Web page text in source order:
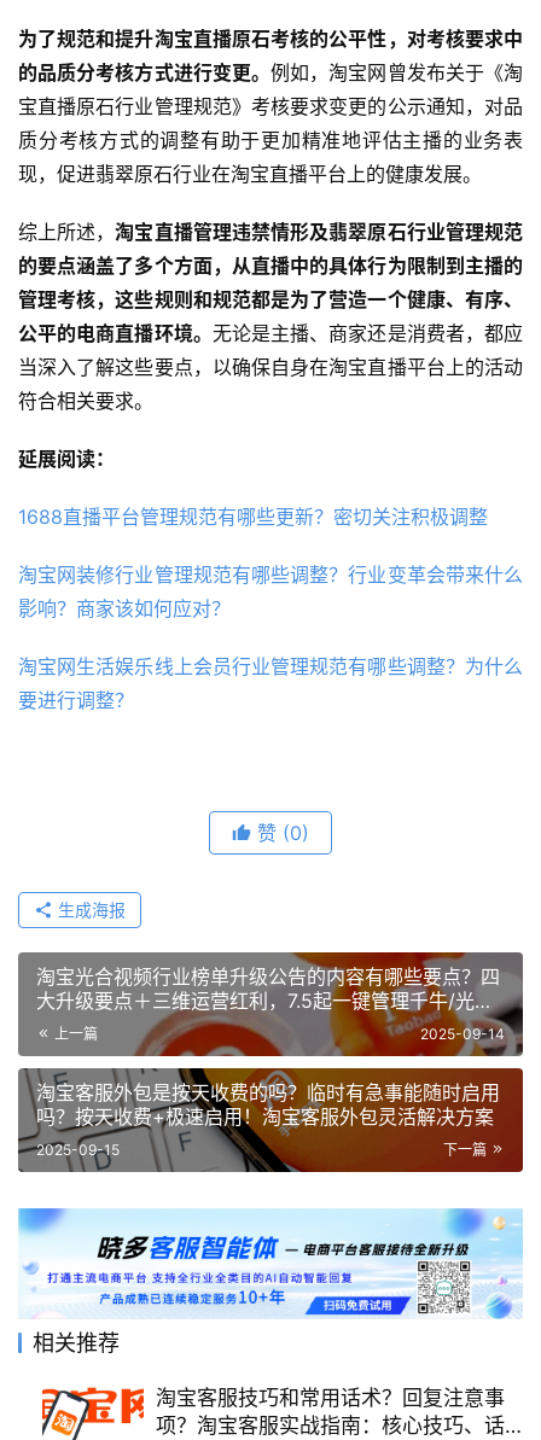
为了规范和提升淘宝直播原石考核的公平性，对考核要求中
的品质分考核方式进行变更。例如，淘宝网曾发布关于《淘
宝直播原石行业管理规范》考核要求变更的公示通知，对品
质分考核方式的调整有助于更加精准地评估主播的业务表
现，促进翡翠原石行业在淘宝直播平台上的健康发展。
综上所述，淘宝直播管理违禁情形及翡翠原石行业管理规范
的要点涵盖了多个方面，从直播中的具体行为限制到主播的
管理考核，这些规则和规范都是为了营造一个健康、有序、
公平的电商直播环境。 无论是主播、商家还是消费者，都应
当深入了解这些要点，以确保自身在淘宝直播平台上的活动
符合相关要求。
延展阅读：
1688直播平台管理规范有哪些更新？密切关注积极调整
淘宝网装修行业管理规范有哪些调整？行业变革会带来什么
影响？商家该如何应对？
淘宝网生活娱乐线上会员行业管理规范有哪些调整？为什么
要进行调整？
赞 (0)
生成海报
淘宝光合视频行业榜单升级公告的内容有哪些要点？四
大升级要点＋三维运营红利，7.5起一键管理千牛/光合
作品！
上一篇 2025-09-14
淘宝客服外包是按天收费的吗？临时有急事能随时启用
吗？按天收费+极速启用！淘宝客服外包灵活解决方案
下一篇
2025-09-15
相关推荐
淘宝客服技巧和常用话术？回复注意事
项？淘宝客服实战指南：核心技巧、话